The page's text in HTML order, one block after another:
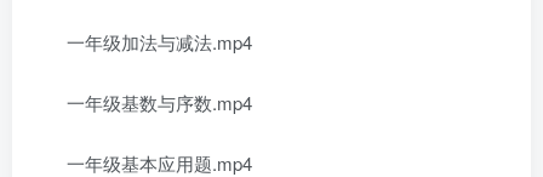
一年级加法与减法.mp4
一年级基数与序数.mp4
一年级基本应用题.mp4